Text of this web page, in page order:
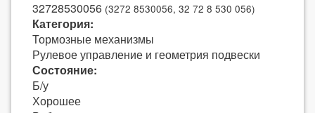
32728530056 (3272 8530056, 32 72 8 530 056)
Категория:
Тормозные механизмы
Рулевое управление и геометрия подвески
Состояние:
Б/у
Хорошее